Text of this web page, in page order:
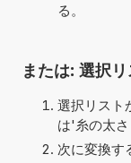
る。
または: 選択
選択リスト
は' 糸の太さ
次に変換す